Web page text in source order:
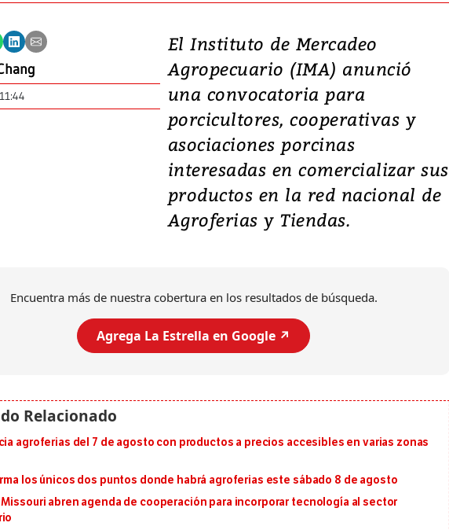
El Instituto de Mercadeo
Agropecuario (IMA) anunció
una convocatoria para
porcicultores, cooperativas y
asociaciones porcinas
interesadas en comercializar sus
productos en la red nacional de
Agroferias y Tiendas.
Encuentra más de nuestra cobertura en los resultados de búsqueda.
Agrega La Estrella en Google ↗️
agroferias del 7 de agosto con productos a precios accesibles en varias zonas
los únicos dos puntos donde habrá agroferias este sábado 8 de agosto
Missouri abren agenda de cooperación para incorporar tecnología al sector